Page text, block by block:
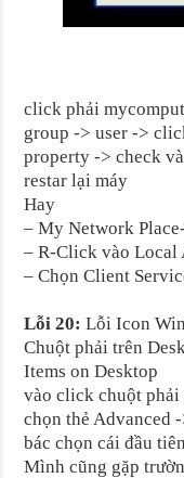
click phải
group -> user ->
property -> check
restar lại máy
Hay
– My Network
– R-Click vào Local
– Chọn Client
Lỗi 20: Lỗi Icon
Chuột phải trên
Items on Desktop
vào click chuột
chọn thẻ Advanced
bác chọn cái đầu
Mình cũng gặp